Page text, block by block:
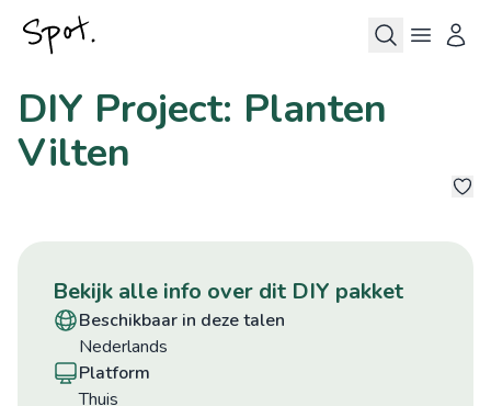
DIY Project: Planten
Vilten
bekijk alle info over dit DIY pakket
beschikbaar in deze talen
Nederlands
platform
Thuis